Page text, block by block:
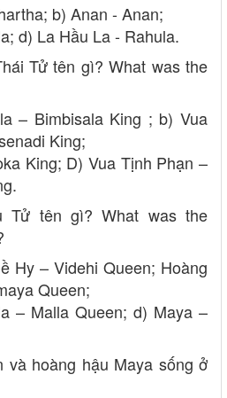
b) Anan - Anan;
d) La Hầu La - Rahula.
Tử tên gì? What was the
– Bimbisala King ; b) Vua
King;
King; D) Vua Tịnh Phạn –
Tử tên gì? What was the
Hy – Videhi Queen; Hoàng
Queen;
– Malla Queen; d) Maya –
và hoàng hậu Maya sống ở